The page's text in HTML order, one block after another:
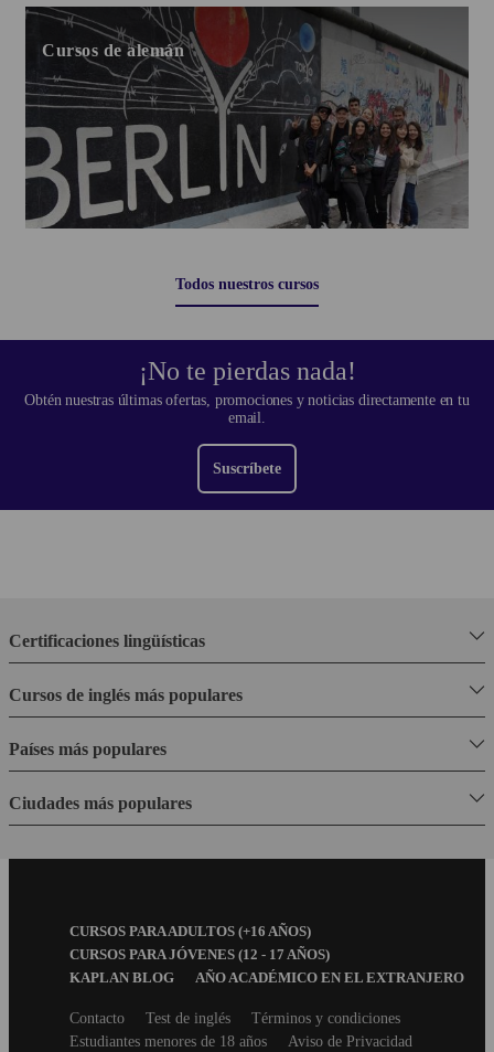
Cursos de alemán
Todos nuestros cursos
¡No te pierdas nada!
Obtén nuestras últimas ofertas, promociones y noticias directamente en tu
email.
Suscríbete
Certificaciones lingüísticas
Cursos de inglés más populares
Países más populares
Ciudades más populares
FooterCURSOS PARA ADULTOS (+16 AÑOS)
CURSOS PARA JÓVENES (12 - 17 AÑOS)
KAPLAN BLOG
AÑO ACADÉMICO EN EL EXTRANJERO
SecondaryContacto Test de inglés
Términos y condiciones
Estudiantes menores de 18 años
Aviso de Privacidad